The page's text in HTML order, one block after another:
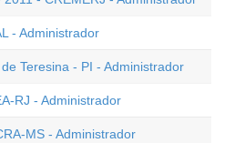
- Administrador
Teresina - PI - Administrador
RJ - Administrador
MS - Administrador